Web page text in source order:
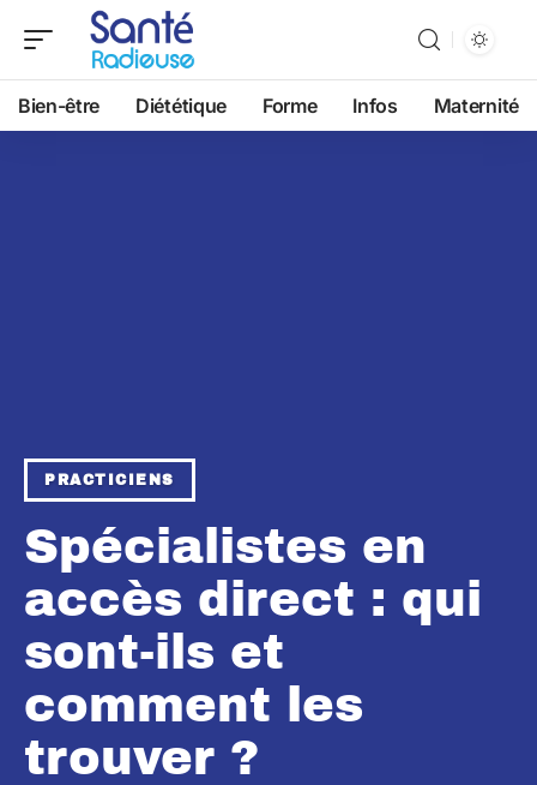
Bien-être Diététique Forme Infos Maternité
PRACTICIENS
Spécialistes en
accès direct : qui
sont-ils et
comment les
trouver ?